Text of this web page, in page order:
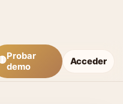
Probar
demo
Acceder